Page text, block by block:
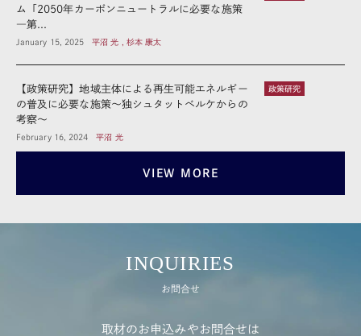
ム「2050年カーボンニュートラルに必要な施策
―第...
January 15, 2025 平沼 光 , 杉本 康太
政策研究
【政策研究】地域主体による再生可能エネルギー
の普及に必要な施策～独シュタットベルケからの
考察～
February 16, 2024 平沼 光
VIEW MORE
INQUIRIES
お問合せ
取材のお申込みやお問合せは